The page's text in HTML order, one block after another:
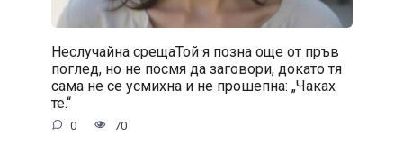
Неслучайна срещаТой я позна още от пръв
поглед, но не посмя да заговори, докато тя
сама не се усмихна и не прошепна: „Чаках
те.“
0 70